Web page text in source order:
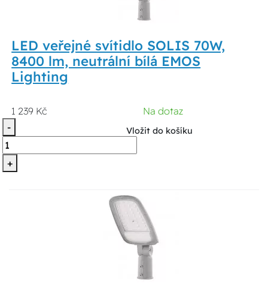
LED veřejné svítidlo SOLIS 70W,
8400 lm, neutrální bílá EMOS
Lighting
1 239 Kč
Na dotaz
-
+
Vložit do košíku